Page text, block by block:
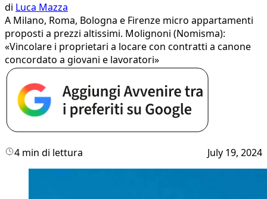
di Luca Mazza
A Milano, Roma, Bologna e Firenze micro appartamenti
proposti a prezzi altissimi. Molignoni (Nomisma):
«Vincolare i proprietari a locare con contratti a canone
concordato a giovani e lavoratori»
4 min di lettura July 19, 2024